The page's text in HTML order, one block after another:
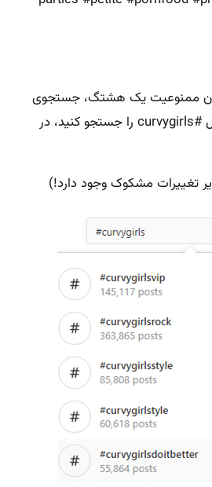
ممنوعیت یک هشتگ، جستجوی
آن است. اگر برای مثال #curvygirls را جستجو کنید، در
تغییرات مشکوک وجود دارد!)